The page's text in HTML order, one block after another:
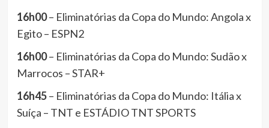
16h00– Eliminatórias da Copa do Mundo: Angola x
Egito – ESPN2
16h00– Eliminatórias da Copa do Mundo: Sudão x
Marrocos – STAR+
16h45– Eliminatórias da Copa do Mundo: Itália x
Suíça – TNT e ESTÁDIO TNT SPORTS